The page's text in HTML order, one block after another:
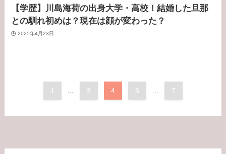
【学歴】川島海荷の出身大学・高校！結婚した旦那
との馴れ初めは？現在は顔が変わった？
2025年4月23日
1 3 4 5 7